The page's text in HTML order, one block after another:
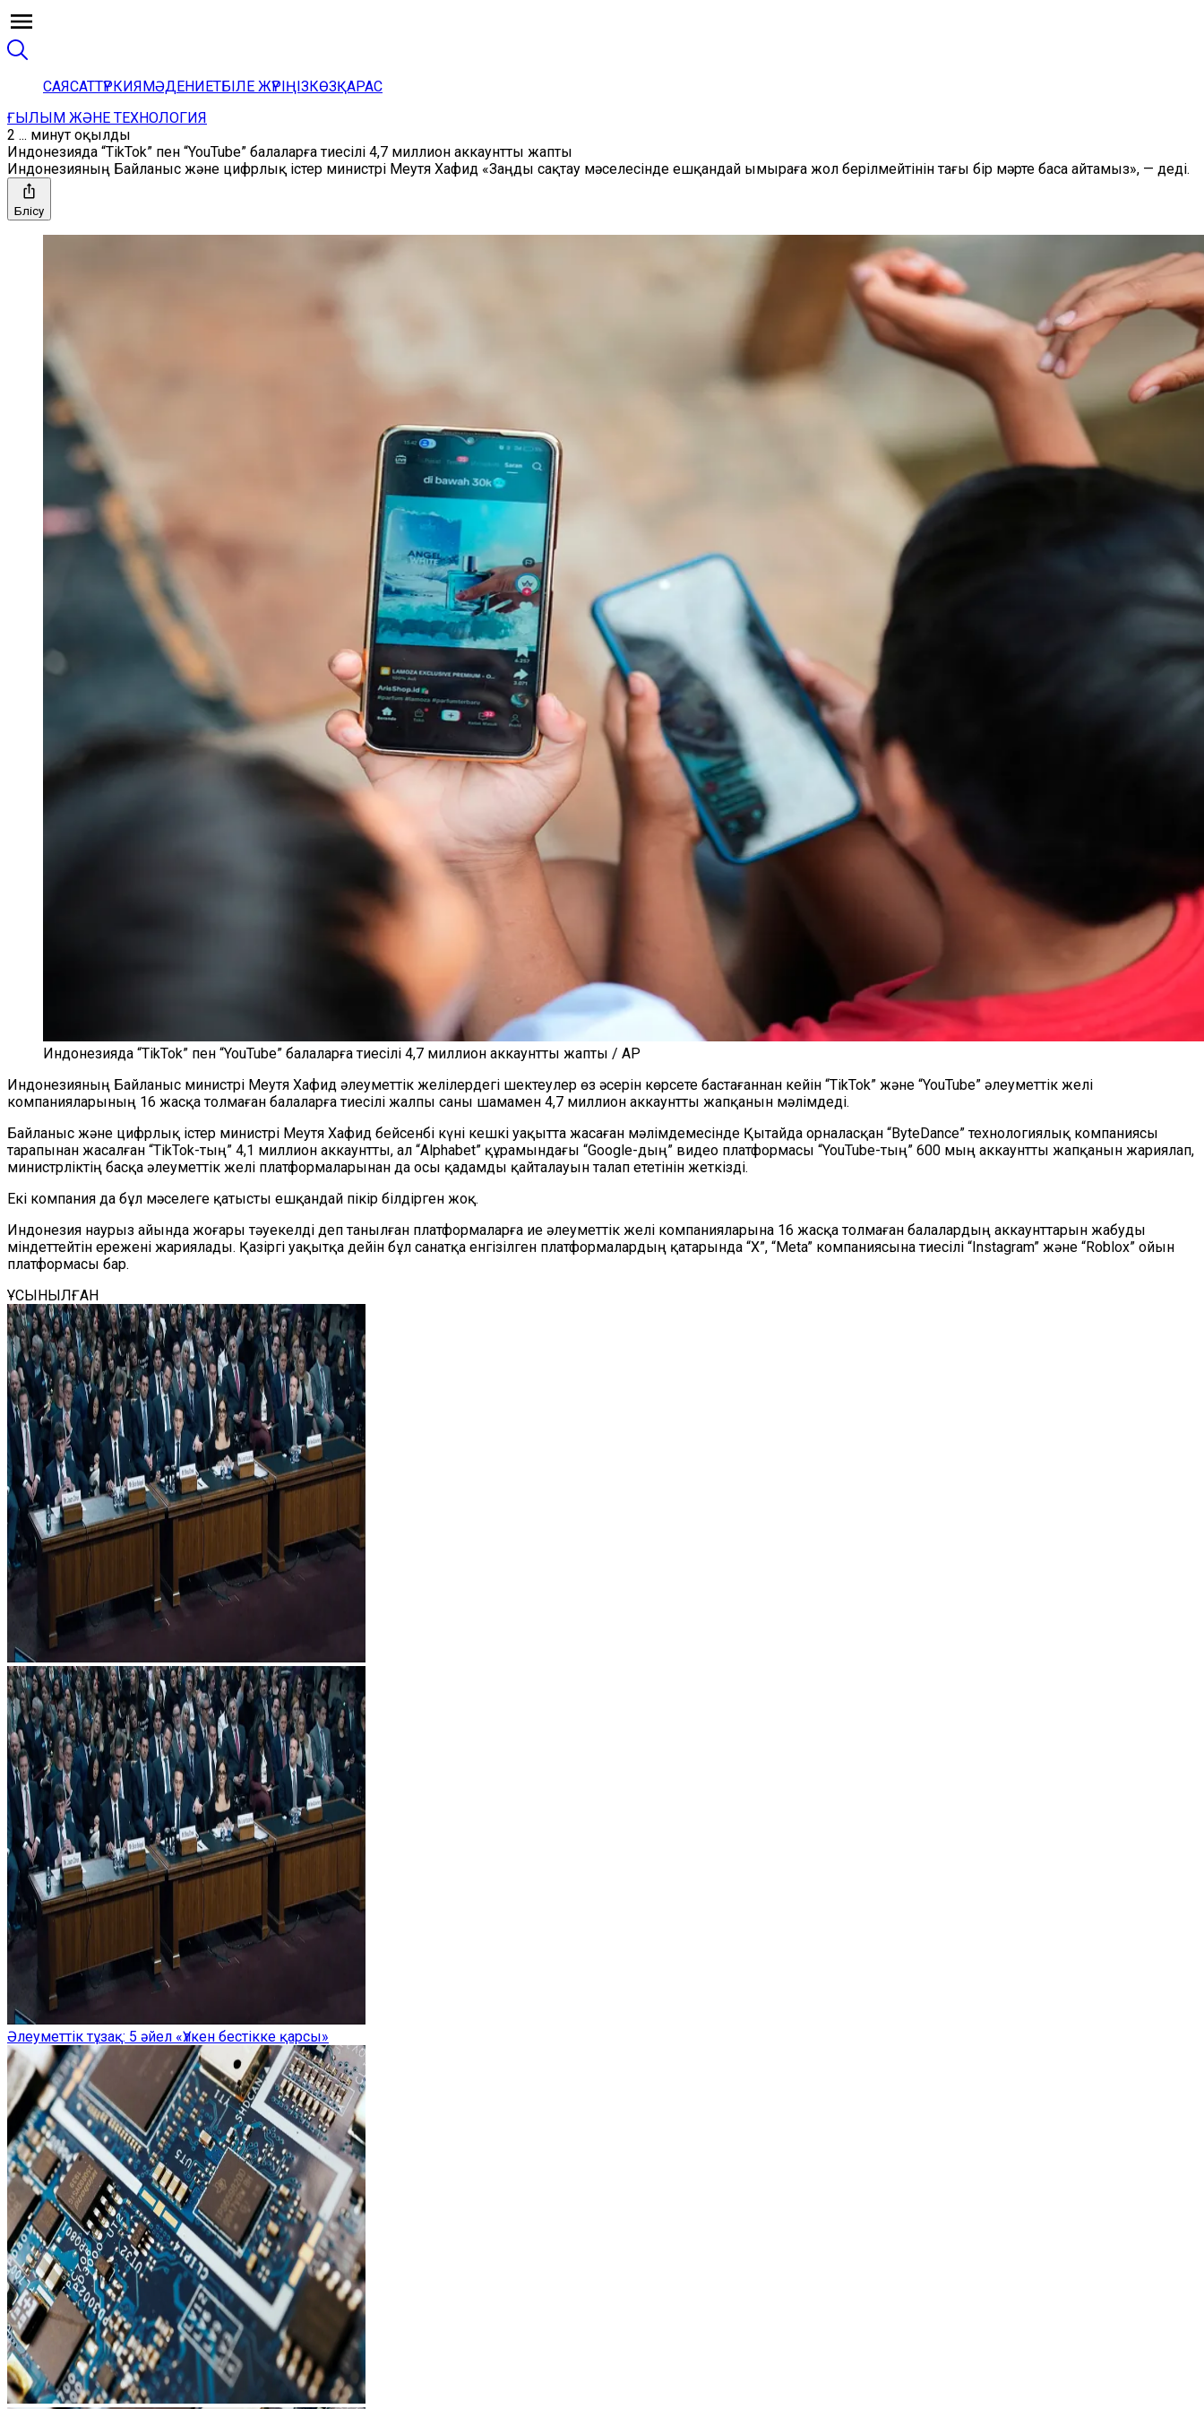
САЯСАТТҮРКИЯМӘДЕНИЕТБІЛЕ ЖҮРІҢІЗКӨЗҚАРАС
ҒЫЛЫМ ЖӘНЕ ТЕХНОЛОГИЯ
2 ... минут оқылды
Индонезияда “TikTok” пен “YouTube” балаларға тиесілі 4,7 миллион аккаунтты жапты
Индонезияның Байланыс және цифрлық істер министрі Меутя Хафид «Заңды сақтау мәселесінде ешқандай ымыраға жол берілмейтінін тағы бір мәрте баса айтамыз», — деді.
Бөлісу
Индонезияда “TikTok” пен “YouTube” балаларға тиесілі 4,7 миллион аккаунтты жапты / AP
Индонезияның Байланыс министрі Меутя Хафид әлеуметтік желілердегі шектеулер өз әсерін көрсете бастағаннан кейін “TikTok” және “YouTube” әлеуметтік желі
компанияларының 16 жасқа толмаған балаларға тиесілі жалпы саны шамамен 4,7 миллион аккаунтты жапқанын мәлімдеді.
Байланыс және цифрлық істер министрі Меутя Хафид бейсенбі күні кешкі уақытта жасаған мәлімдемесінде Қытайда орналасқан “ByteDance” технологиялық компаниясы
тарапынан жасалған “TikTok-тың” 4,1 миллион аккаунтты, ал “Alphabet” құрамындағы “Google-дың” видео платформасы “YouTube-тың” 600 мың аккаунтты жапқанын жариялап,
министрліктің басқа әлеуметтік желі платформаларынан да осы қадамды қайталауын талап ететінін жеткізді.
Екі компания да бұл мәселеге қатысты ешқандай пікір білдірген жоқ.
Индонезия наурыз айында жоғары тәуекелді деп танылған платформаларға ие әлеуметтік желі компанияларына 16 жасқа толмаған балалардың аккаунттарын жабуды
міндеттейтін ережені жариялады. Қазіргі уақытқа дейін бұл санатқа енгізілген платформалардың қатарында “X”, “Meta” компаниясына тиесілі “Instagram” және “Roblox” ойын
платформасы бар.
ҰСЫНЫЛҒАН
Әлеуметтік тұзақ: 5 әйел «Үлкен бестікке қарсы»